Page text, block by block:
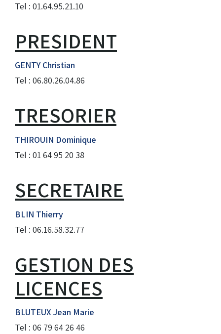
Tel : 01.64.95.21.10
PRESIDENT
GENTY Christian
Tel : 06.80.26.04.86
TRESORIER
THIROUIN Dominique
Tel : 01 64 95 20 38
SECRETAIRE
BLIN Thierry
Tel : 06.16.58.32.77
GESTION DES
LICENCES
BLUTEUX Jean Marie
Tel : 06 79 64 26 46
Droits de piste
Homologation circuit